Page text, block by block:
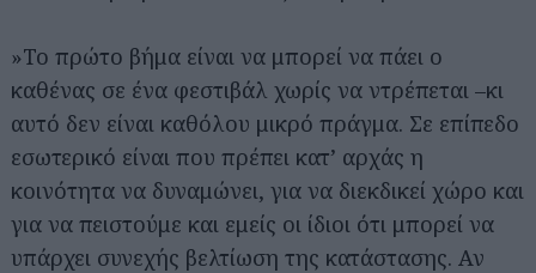
»Το πρώτο βήμα είναι να μπορεί να πάει ο
καθένας σε ένα φεστιβάλ χωρίς να ντρέπεται –κι
αυτό δεν είναι καθόλου μικρό πράγμα. Σε επίπεδο
εσωτερικό είναι που πρέπει κατ’ αρχάς η
κοινότητα να δυναμώνει, για να διεκδικεί χώρο και
για να πειστούμε και εμείς οι ίδιοι ότι μπορεί να
υπάρχει συνεχής βελτίωση της κατάστασης. Αν